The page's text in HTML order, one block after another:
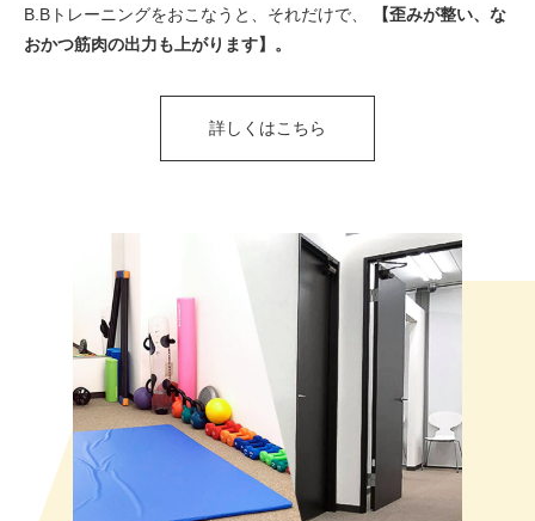
B.Bトレーニングをおこなうと、それだけで、
【歪みが整い、な
おかつ筋肉の出力も上がります】。
詳しくはこちら